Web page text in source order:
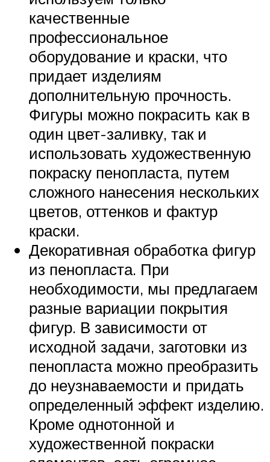
качественные
профессиональное
оборудование и краски, что
придает изделиям
дополнительную прочность.
Фигуры можно покрасить как в
один цвет-заливку, так и
использовать художественную
покраску пенопласта, путем
сложного нанесения нескольких
цветов, оттенков и фактур
краски.
Декоративная обработка фигур
из пенопласта. При
необходимости, мы предлагаем
разные вариации покрытия
фигур. В зависимости от
исходной задачи, заготовки из
пенопласта можно преобразить
до неузнаваемости и придать
определенный эффект изделию.
Кроме однотонной и
художественной покраски